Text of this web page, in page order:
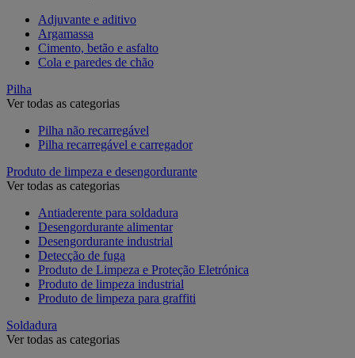
Adjuvante e aditivo
Argamassa
Cimento, betão e asfalto
Cola e paredes de chão
Pilha
Ver todas as categorias
Pilha não recarregável
Pilha recarregável e carregador
Produto de limpeza e desengordurante
Ver todas as categorias
Antiaderente para soldadura
Desengordurante alimentar
Desengordurante industrial
Detecção de fuga
Produto de Limpeza e Proteção Eletrónica
Produto de limpeza industrial
Produto de limpeza para graffiti
Soldadura
Ver todas as categorias